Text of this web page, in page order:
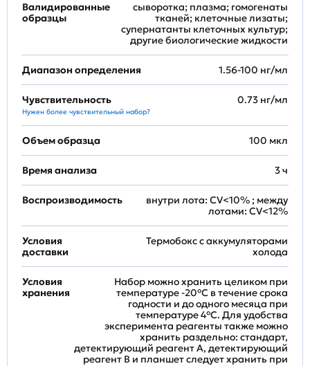
Валидированные
образцы
сыворотка; плазма; гомогенаты
тканей; клеточные лизаты;
супернатанты клеточных культур;
другие биологические жидкости
Диапазон определения 1.56-100 нг/мл
Чувствительность
Нужен более чувствительный набор?
0.73 нг/мл
Объем образца 100 мкл
Время анализа 3 ч
Воспроизводимость
внутри лота: CV<10% ; между
лотами: CV<12%
Условия
доставки
Термобокс с аккумуляторами
холода
Условия
хранения
Набор можно хранить целиком при
температуре -20°C в течение срока
годности и до одного месяца при
температуре 4°C. Для удобства
эксперимента реагенты также можно
хранить раздельно: стандарт,
детектирующий реагент A, детектирующий
реагент B и планшет следует хранить при